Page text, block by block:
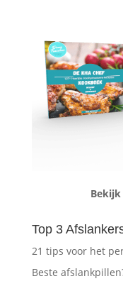
Bekijk
Top 3
21 tips voor het
Beste